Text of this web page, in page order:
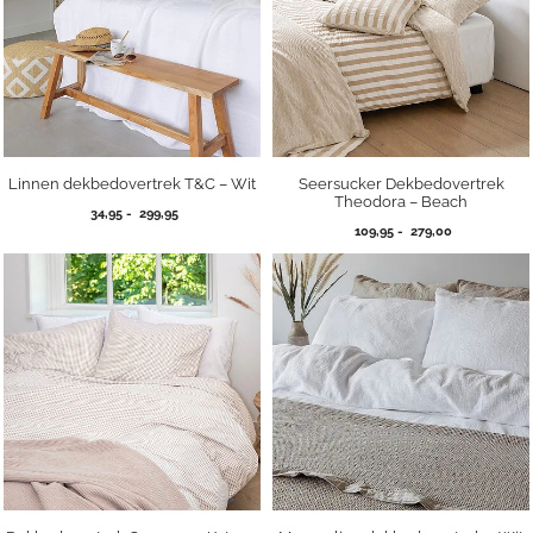
Linnen dekbedovertrek T&C – Wit
34,95 - 299,95Prijsklasse:
299,95
Seersucker Dekbedovertrek
Theodora – Beach
109,95 - 279,00Prijsklasse:
279,00